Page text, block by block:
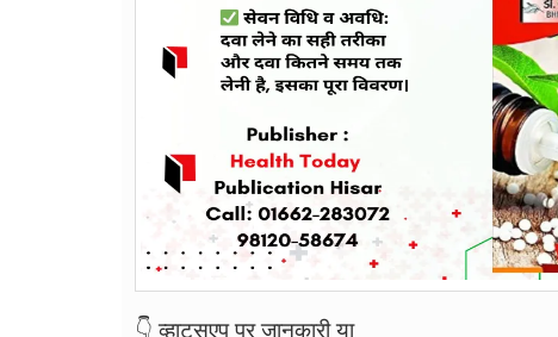
👇 व्हाट्सएप पर जानकारी या